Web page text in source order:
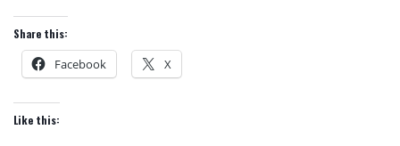
Share this:
Facebook X
Like this: